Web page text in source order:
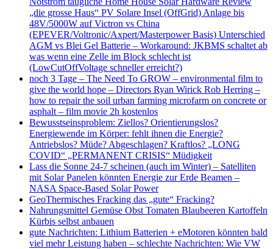
„die grosse Haus“ PV Solare Insel (OffGrid) Anlage bis
48V/5000W auf Victron vs China
(EPEVER/Voltronic/Axpert/Masterpower Basis) Unterschied
AGM vs Blei Gel Batterie – Workaround: JKBMS schaltet ab
was wenn eine Zelle im Block schlecht ist
(LowCutOffVoltage schneller erreicht?)
noch 3 Tage – The Need To GROW – environmental film to
give the world hope – Directors Ryan Wirick Rob Herring –
how to repair the soil urban farming microfarm on concrete or
asphalt – film movie 2h kostenlos
Bewusstseinsproblem: Ziellos? Orientierungslos?
Energiewende im Körper: fehlt ihnen die Energie?
Antriebslos? Müde? Abgeschlagen? Kraftlos? „LONG
COVID“ „PERMANENT CRISIS“ Müdigkeit
Lass die Sonne 24-7 scheinen (auch im Winter) – Satelliten
mit Solar Panelen könnten Energie zur Erde Beamen –
NASA Space-Based Solar Power
GeoThermisches Fracking das „gute“ Fracking?
Nahrungsmittel Gemüse Obst Tomaten Blaubeeren Kartoffeln
Kürbis selbst anbauen
gute Nachrichten: Lithium Batterien + eMotoren könnten bald
viel mehr Leistung haben – schlechte Nachrichten: Wie VW